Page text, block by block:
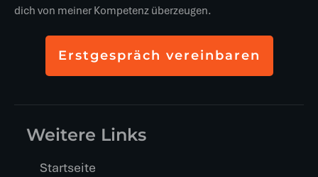
dich von meiner Kompetenz überzeugen.
Erstgespräch vereinbaren
Weitere Links
Startseite